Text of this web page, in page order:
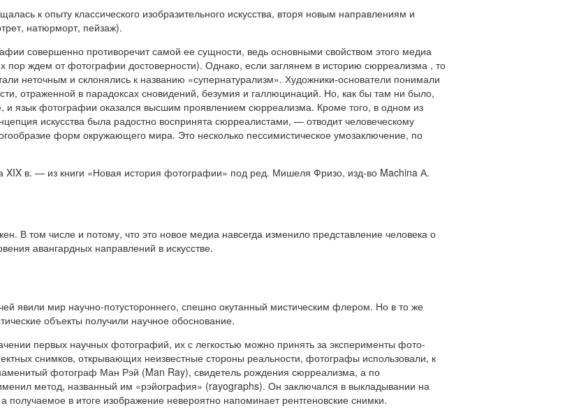
к опыту классического изобразительного искусства, вторя новым направлениям и
натюрморт, пейзаж).
совершенно противоречит самой ее сущности, ведь основными свойством этого медиа
пор ждем от фотографии достоверности). Однако, если заглянем в историю сюрреализма , то
неточным и склонялись к названию «супернатурализм». Художники-основатели понимали
отраженной в парадоксах сновидений, безумия и галлюцинаций. Но, как бы там ни было,
и язык фотографии оказался высшим проявлением сюрреализма. Кроме того, в одном из
искусства была радостно воспринята сюрреалистами, — отводит человеческому
форм окружающего мира. Это несколько пессимистическое умозаключение, по
в. — из книги «Новая история фотографии» под ред. Мишеля Фризо, изд-во Machina А.
В том числе и потому, что это новое медиа навсегда изменило представление человека о
авангардных направлений в искусстве.
явили мир научно-потустороннего, спешно окутанный мистическим флером. Но в то же
объекты получили научное обоснование.
первых научных фотографий, их с легкостью можно принять за эксперименты фото-
снимков, открывающих неизвестные стороны реальности, фотографы использовали, к
фотограф Ман Рэй (Man Ray), свидетель рождения сюрреализма, а по
метод, названный им «рэйография» (rayographs). Он заключался в выкладывании на
получаемое в итоге изображение невероятно напоминает рентгеновские снимки.